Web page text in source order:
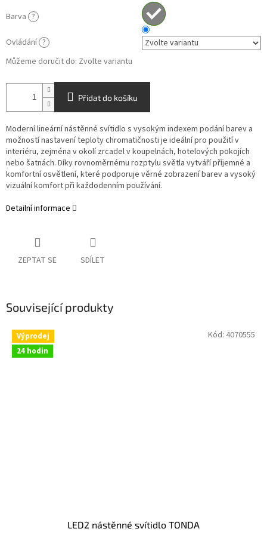
Barva ?
Ovládání ?
Můžeme doručit do: Zvolte variantu
Přidat do košíku
Moderní lineární nástěnné svítidlo s vysokým indexem podání barev a
možností nastavení teploty chromatičnosti je ideální pro použití v
interiéru, zejména v okolí zrcadel v koupelnách, hotelových pokojích
nebo šatnách. Díky rovnoměrnému rozptylu světla vytváří příjemné a
komfortní osvětlení, které podporuje věrné zobrazení barev a vysoký
vizuální komfort při každodenním používání.
Detailní informace
ZEPTAT SE SDÍLET
Související produkty
Výprodej
24 hodin
LED2 nástěnné svítidlo TONDA
Kód: 4070555